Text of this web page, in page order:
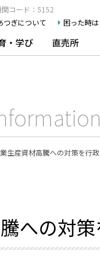
コード：5152
つぎについて
困った時は
・学び 直売所
生産資材高騰への対策を行
への対